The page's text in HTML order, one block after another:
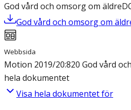
God vård och omsorg om äldre
God vård och omsorg om
Webbsida
Motion 2019/20:820 God vård
hela dokumentet
Visa hela dokumentet för